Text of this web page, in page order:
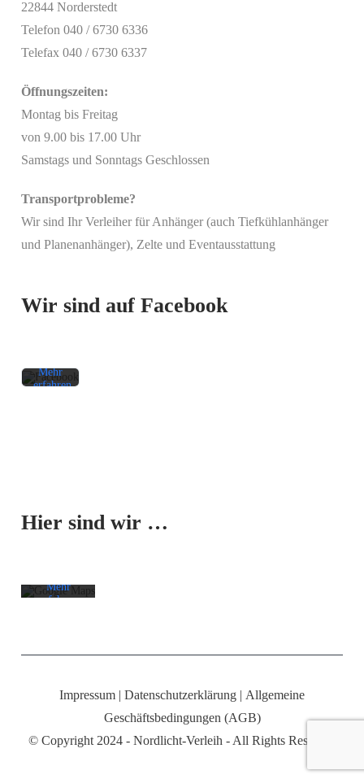
22844 Norderstedt
Telefon 040 / 6730 6336
Telefax 040 / 6730 6337
Öffnungszeiten:
Montag bis Freitag
von 9.00 bis 17.00 Uhr
Samstags und Sonntags Geschlossen
Transportprobleme?
Wir sind Ihr Verleiher für Anhänger (auch Tiefkühlanhänger
und Planenanhänger), Zelte und Eventausstattung
Wir sind auf Facebook
Mit
akzeptieren
Mehr
erfahren
Hier sind wir …
akzeptieren
Mehr
erfahren
entsperren
Impressum | Datenschutzerklärung | Allgemeine
Geschäftsbedingungen (AGB)
© Copyright 2024 - Nordlicht-Verleih - All Rights Reserved